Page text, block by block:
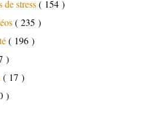
de stress( 154 )
( 235 )
( 196 )
)
( 17 )
)